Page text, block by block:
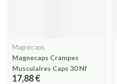
Magnecaps
Magnecaps Crampes
Musculaires Caps 30 Nf
17,88 €